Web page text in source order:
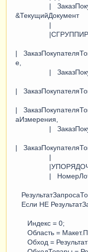
|
&ТекущийДокумент
|
|
е,
|
|
|
аИзмерения,
|
|
|
|
Если НЕ
Индекс = 0;
Область =
Обход =